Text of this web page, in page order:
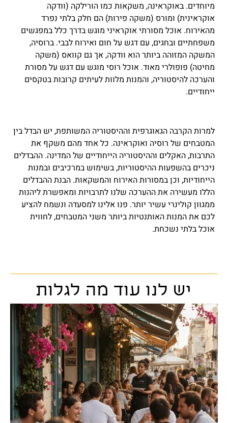
מיוחדים. באוקראינה, משקאות כמו הורילקה (וודקה
אוקראינית) ומורס (משקה פירות) הם חלק בלתי נפרד
מהאירוח. אוכל מסורתי אוקראיני מוגש בדרך כלל במפגשים
משפחתיים ובחגים, עם דגש על חום ואירוח לבבי. ברוסיה,
המשקה המזוהה ביותר הוא וודקה, אך גם קוואס (משקה
מחיטה) פופולרי מאוד. אוכל רוסי מוגש עם דגש על מסורת
והערכה להיסטוריה, והמנות מלוות לעיתים קרובות בטקסים
ייחודיים.
למרות הקרבה הגאוגרפית וההיסטוריה המשותפת, יש הבדל בין
המטבחים של רוסיה ואוקראינה. כל אחד מהם משקף את
התרבות, האקלים וההיסטוריה הייחודיים של המדינה. ההבדלים
ניכרים בהשפעות ההיסטוריות, בשימוש במרכיבים ובמנות
הייחודיות, וכן במסורות האירוח והמשקאות. הבנת ההבדלים
הללו מעשירה את ההערכה שלנו לתרבויות ומאפשרת ליהנות
ממגוון קולינרי עשיר יותר. פנו אלינו למסעדה ונשמח להציע
לכם את המנות האותנטיות ביותר משני המטבחים, לחווית
אוכל בלתי נשכחת.
יש לנו עוד מה לגלות